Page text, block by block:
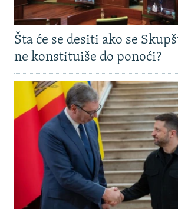
Šta će se desiti ako se
ne konstituiše do ponoći?